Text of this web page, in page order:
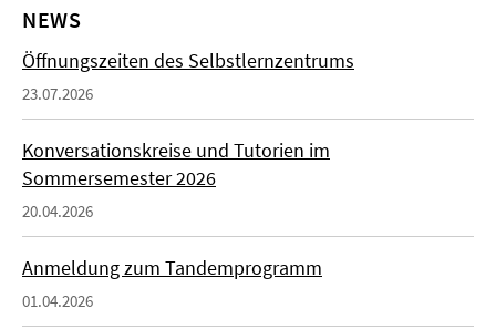
NEWS
Öffnungszeiten des Selbstlernzentrums
23.07.2026
Konversationskreise und Tutorien im
Sommersemester 2026
20.04.2026
Anmeldung zum Tandemprogramm
01.04.2026